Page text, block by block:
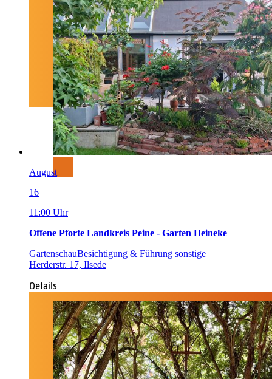
August
16
11:00 Uhr
Offene Pforte Landkreis Peine - Garten Heineke
GartenschauBesichtigung & Führung sonstige
Herderstr. 17, Ilsede
Details